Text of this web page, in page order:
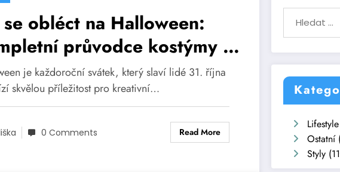
se obléct na Halloween:
průvodce kostýmy a
je každoroční svátek, který slaví lidé 31. října
skvělou příležitost pro kreativní…
0 Comments Read More
Lifestyle
Ostatní
Styly